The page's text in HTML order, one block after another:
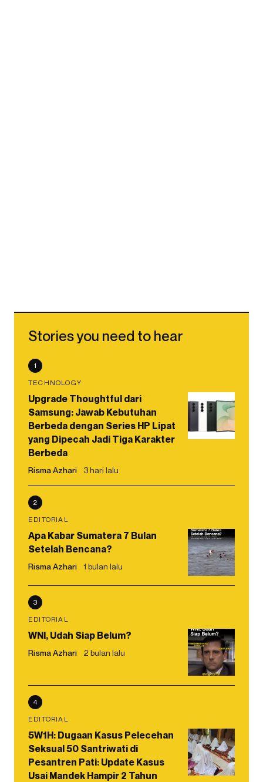
Stories you need to hear
1
TECHNOLOGY
Upgrade Thoughtful dari
Samsung: Jawab Kebutuhan
Berbeda dengan Series HP Lipat
yang Dipecah Jadi Tiga Karakter
Berbeda
Risma Azhari 3 hari lalu
2
EDITORIAL
Apa Kabar Sumatera 7 Bulan
Setelah Bencana?
Risma Azhari 1 bulan lalu
3
EDITORIAL
WNI, Udah Siap Belum?
Risma Azhari 2 bulan lalu
4
EDITORIAL
5W1H: Dugaan Kasus Pelecehan
Seksual 50 Santriwati di
Pesantren Pati: Update Kasus
Usai Mandek Hampir 2 Tahun